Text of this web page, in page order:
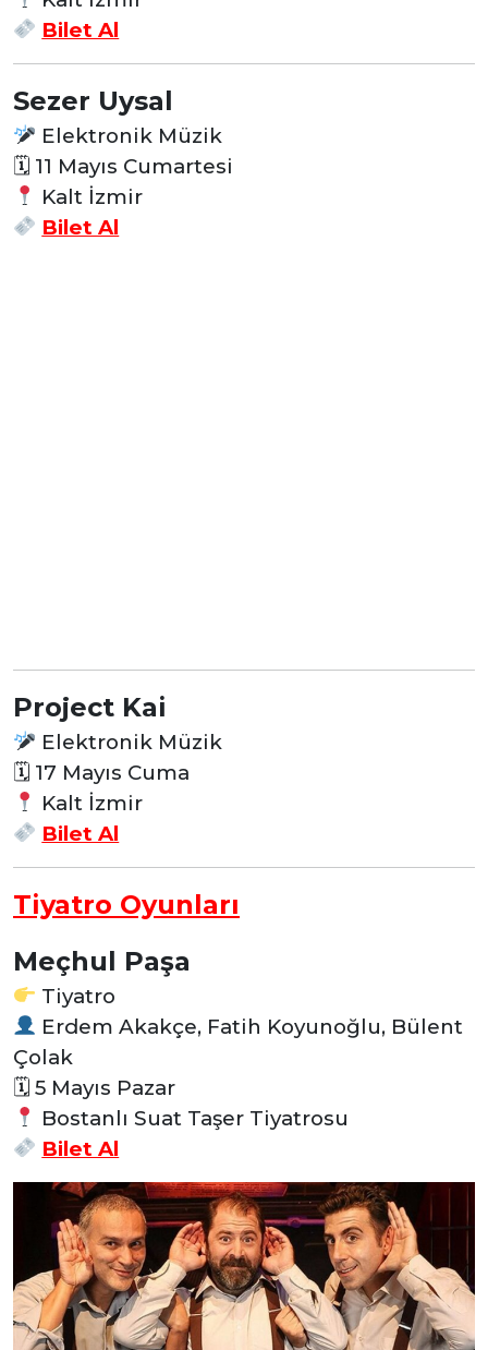
Bilet Al
Sezer Uysal
Elektronik Müzik
🗓 11 Mayıs Cumartesi
Kalt İzmir
Bilet Al
Project Kai
Elektronik Müzik
🗓 17 Mayıs Cuma
Kalt İzmir
Bilet Al
Tiyatro Oyunları
Meçhul Paşa
Tiyatro
Erdem Akakçe, Fatih Koyunoğlu, Bülent
Çolak
🗓 5 Mayıs Pazar
Bostanlı Suat Taşer Tiyatrosu
Bilet Al